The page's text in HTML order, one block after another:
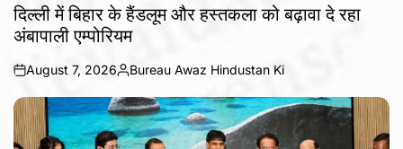
IN
दिल्ली में बिहार के हैंडलूम और हस्तकला को बढ़ावा दे रहा
अंबापाली एम्पोरियम
on
August 7, 2026
Posted
by
Bureau Awaz Hindustan Ki